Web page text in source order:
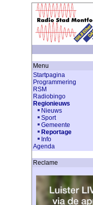
Menu
Startpagina
Programmering
RSM
Radiobingo
Regionieuws
Nieuws
Sport
Gemeente
Reportage
Info
Agenda
Reclame